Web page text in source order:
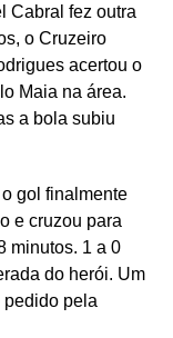
Cabral fez outra
o Cruzeiro
acertou o
Maia na área.
a bola subiu
gol finalmente
e cruzou para
minutos. 1 a 0
do herói. Um
pela